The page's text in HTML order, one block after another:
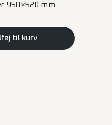
950×520 mm.
til kurv